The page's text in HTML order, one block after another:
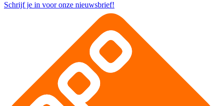
Schrijf je in voor onze nieuwsbrief!